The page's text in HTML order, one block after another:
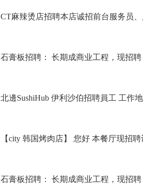
CT麻辣烫店招聘本店诚招前台服务员、
石膏板招聘： 长期成商业工程，现招聘
北邊SushiHub 伊利沙伯招聘員工 工作
【city 韩国烤肉店】 您好 本餐厅现招聘
石膏板招聘： 长期成商业工程，现招聘